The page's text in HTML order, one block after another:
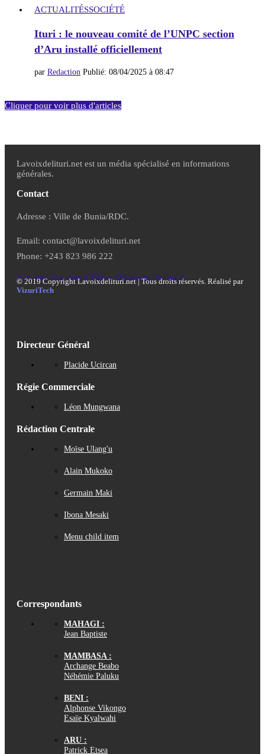
ACTUALITÉSSOCIÉTÉ
Ituri : le nouveau comité de l’UNPC section
d’Aru installé officiellement
par Redaction Publié: 08/04/2025 à 08:47
Cliquer pour voir plus d'articles
Lavoixdelituri.net est un média spécialisé en informations
générales.
Contact
Adresse : Ville de Bunia/RDC.
Email: contact@lavoixdelituri.net
Phone: +243 823 986 222
X-twitter Facebook Tiktok Whatsapp Youtube
©2019 Copyright Lavoixdelituri.net | Tous droits réservés. Réalisé par
VizuriTech
Directeur Général
Placide Ucircan
Régie Commerciale
Léon Mungwana
Rédaction Centrale
Moïse Ulang'u
Alain Mukoko
Germain Maki
Ibona Mesaki
Menu child item
Correspondants
MAHAGI :
Jean Baptiste
MAMBASA :
Archange Beabo
Néhémie Paluku
BENI :
Alphonse Vikongo
Esaïe Kyalwahi
ARU :
Patrick Etsea